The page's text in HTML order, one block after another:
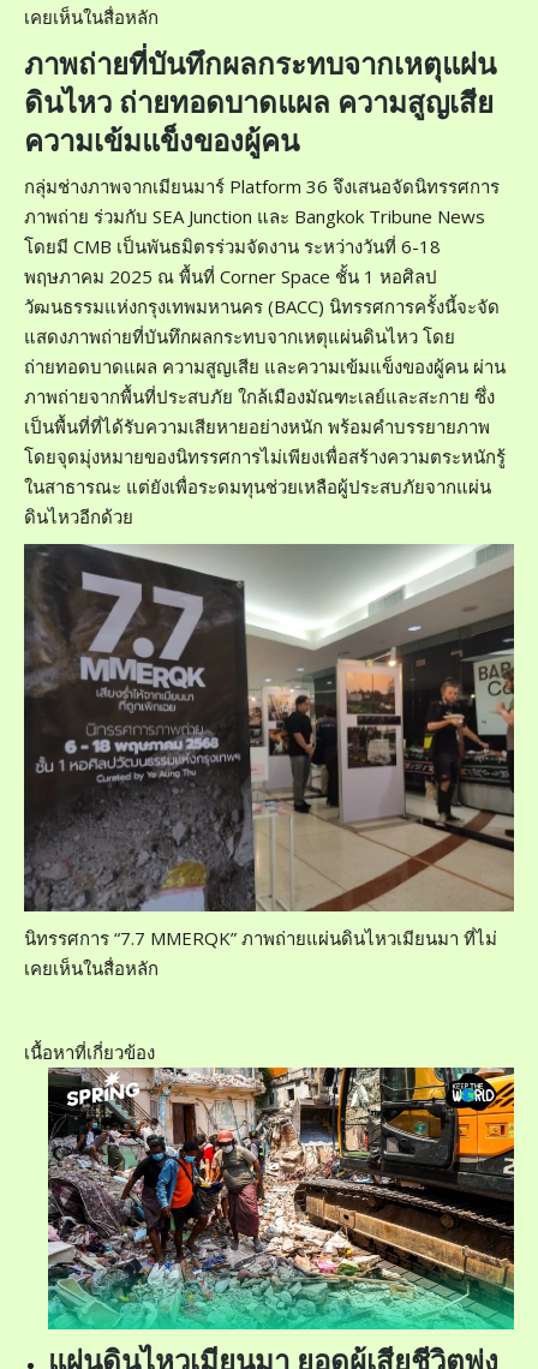
เคยเห็นในสื่อหลัก
ภาพถ่ายที่บันทึกผลกระทบจากเหตุแผ่น
ดินไหว ถ่ายทอดบาดแผล ความสูญเสีย
ความเข้มแข็งของผู้คน
กลุ่มช่างภาพจากเมียนมาร์ Platform 36 จึงเสนอจัดนิทรรศการ
ภาพถ่าย ร่วมกับ SEA Junction และ Bangkok Tribune News
โดยมี CMB เป็นพันธมิตรร่วมจัดงาน ระหว่างวันที่ 6-18
พฤษภาคม 2025 ณ พื้นที่ Corner Space ชั้น 1 หอศิลป
วัฒนธรรมแห่งกรุงเทพมหานคร (BACC) นิทรรศการครั้งนี้จะจัด
แสดงภาพถ่ายที่บันทึกผลกระทบจากเหตุแผ่นดินไหว โดย
ถ่ายทอดบาดแผล ความสูญเสีย และความเข้มแข็งของผู้คน ผ่าน
ภาพถ่ายจากพื้นที่ประสบภัย ใกล้เมืองมัณฑะเลย์และสะกาย ซึ่ง
เป็นพื้นที่ที่ได้รับความเสียหายอย่างหนัก พร้อมคำบรรยายภาพ
โดยจุดมุ่งหมายของนิทรรศการไม่เพียงเพื่อสร้างความตระหนักรู้
ในสาธารณะ แต่ยังเพื่อระดมทุนช่วยเหลือผู้ประสบภัยจากแผ่น
ดินไหวอีกด้วย
นิทรรศการ “7.7 MMERQK” ภาพถ่ายแผ่นดินไหวเมียนมา ที่ไม่
เคยเห็นในสื่อหลัก
เนื้อหาที่เกี่ยวข้อง
แผ่นดินไหวเมียนมา ยอดผู้เสียชีวิตพุ่ง